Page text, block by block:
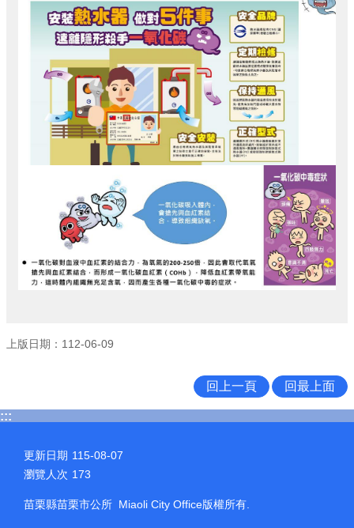
上版日期：112-06-09
回上一頁 回最上面
:::
更新日期 115-08-07
瀏覽人次 173
苗栗縣苗栗市公所 Miaoli City Office版權所有.